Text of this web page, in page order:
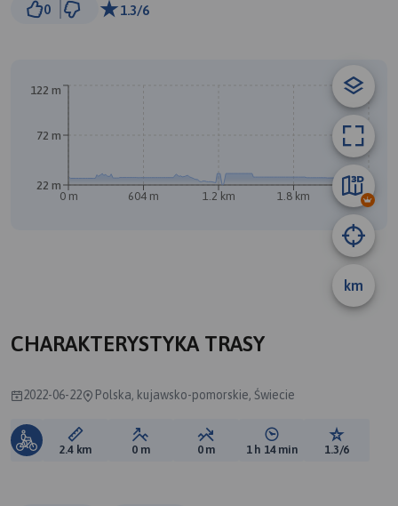
0 1.3/6
km
0 m 604 m 1.2 km 1.8 km 2.4 km
22 m
72 m
122 m
CHARAKTERYSTYKA TRASY
2022-06-22 Polska, kujawsko-pomorskie, Świecie
Długość trasy:
2.4 km Suma przewyższeń:
0 m Suma spadków:
0 m Średni czas potrzebny
1 h 14 min Ocena
1.3/6